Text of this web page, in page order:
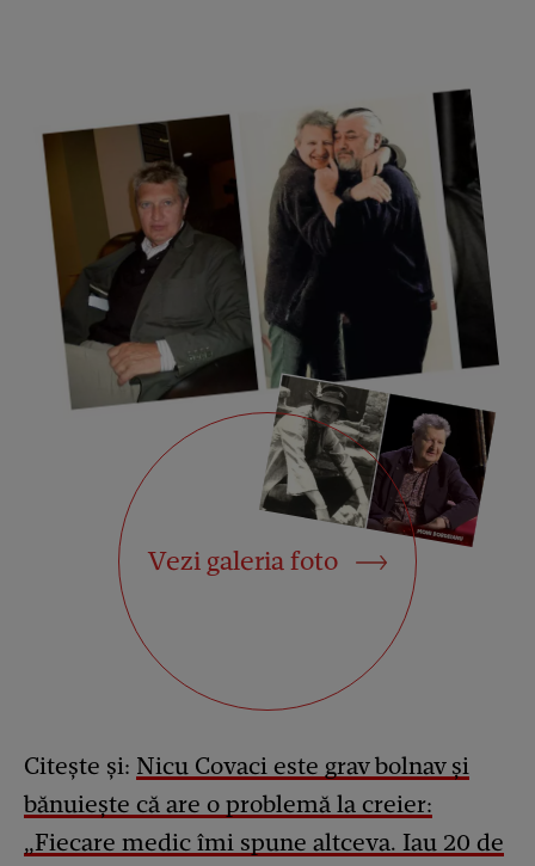
Vezi galeria foto
Citește și: Nicu Covaci este grav bolnav și
bănuiește că are o problemă la creier:
„Fiecare medic îmi spune altceva. Iau 20 de